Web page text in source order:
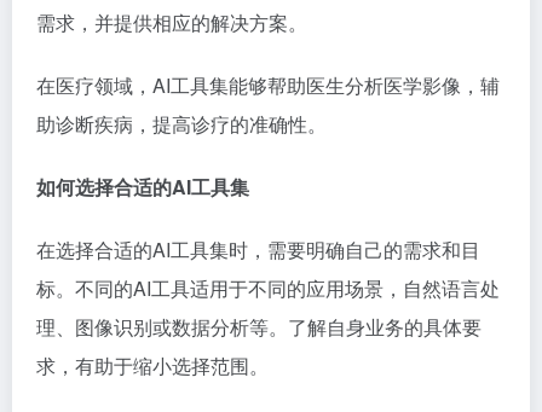
需求，并提供相应的解决方案。
在医疗领域，AI工具集能够帮助医生分析医学影像，辅
助诊断疾病，提高诊疗的准确性。
如何选择合适的AI工具集
在选择合适的AI工具集时，需要明确自己的需求和目
标。不同的AI工具适用于不同的应用场景，自然语言处
理、图像识别或数据分析等。了解自身业务的具体要
求，有助于缩小选择范围。